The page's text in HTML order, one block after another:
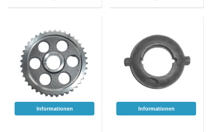
Informationen Informationen